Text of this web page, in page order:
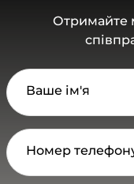
Отримайте
Ваше ім'я
Номер